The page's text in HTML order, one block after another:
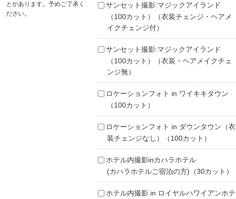
とがあります。予めご了承く
ださい。
サンセット撮影:マジックアイランド
（100カット）（衣装チェンジ・ヘアメ
イクチェンジ付）
サンセット撮影:マジックアイランド
（100カット）（衣装・ヘアメイクチェ
ンジ無）
ロケーションフォト in ワイキキタウン
（100カット）
ロケーションフォト in ダウンタウン（衣
装チェンジなし）（100カット）
ホテル内撮影inカハラホテル
(カハラホテルご宿泊の方)（30カット）
ホテル内撮影 in ロイヤルハワイアンホテ